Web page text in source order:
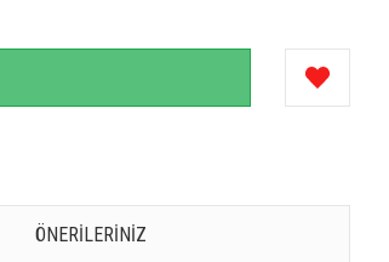
ÖNERILERINIZ